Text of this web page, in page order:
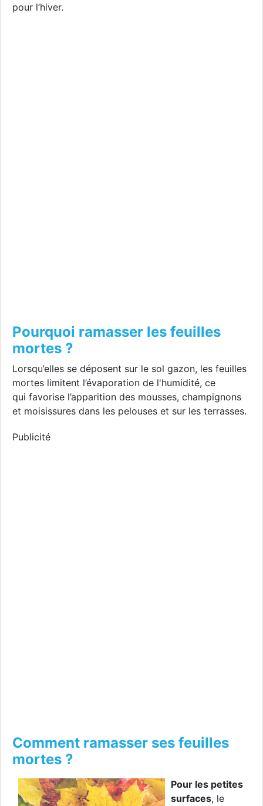
pour l’hiver.
Pourquoi ramasser les feuilles
mortes ?
Lorsqu’elles se déposent sur le sol gazon, les feuilles
mortes limitent l’évaporation de l'humidité, ce
qui favorise l’apparition des mousses, champignons
et moisissures dans les pelouses et sur les terrasses.
Publicité
Comment ramasser ses feuilles
mortes ?
Pour les petites
surfaces, le